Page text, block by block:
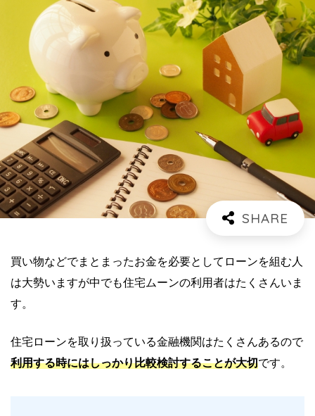
買い物などでまとまったお金を必要としてローンを組む人
は大勢いますが中でも住宅ムーンの利用者はたくさんいま
す。
住宅ローンを取り扱っている金融機関はたくさんあるので
利用する時にはしっかり比較検討することが大切です。